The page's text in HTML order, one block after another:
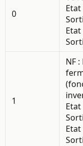
0
Etat
1
NF
Etat